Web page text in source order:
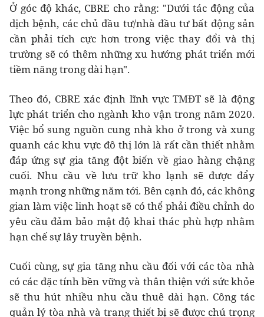
Ở góc độ khác, CBRE cho rằng: "Dưới tác động của
dịch bệnh, các chủ đầu tư/nhà đầu tư bất động sản
cần phải tích cực hơn trong việc thay đổi và thị
trường sẽ có thêm những xu hướng phát triển mới
tiềm năng trong dài hạn".
Theo đó, CBRE xác định lĩnh vực TMĐT sẽ là động
lực phát triển cho ngành kho vận trong năm 2020.
Việc bổ sung nguồn cung nhà kho ở trong và xung
quanh các khu vực đô thị lớn là rất cần thiết nhằm
đáp ứng sự gia tăng đột biến về giao hàng chặng
cuối. Nhu cầu về lưu trữ kho lạnh sẽ được đẩy
mạnh trong những năm tới. Bên cạnh đó, các không
gian làm việc linh hoạt sẽ có thể phải điều chỉnh do
yêu cầu đảm bảo mật độ khai thác phù hợp nhằm
hạn chế sự lây truyền bệnh.
Cuối cùng, sự gia tăng nhu cầu đối với các tòa nhà
có các đặc tính bền vững và thân thiện với sức khỏe
sẽ thu hút nhiều nhu cầu thuê dài hạn. Công tác
quản lý tòa nhà và trang thiết bị sẽ được chú trọng